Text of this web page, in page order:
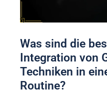
Was sind die
Integration von
Techniken in
Routine?